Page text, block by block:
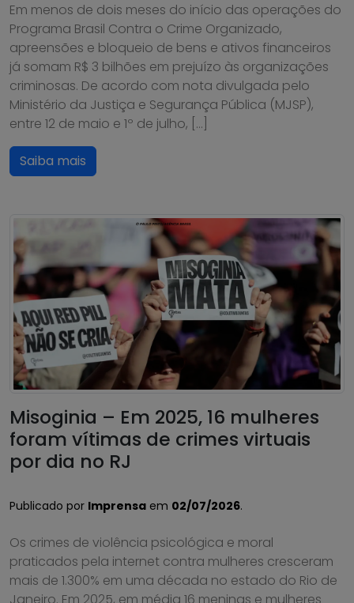
Em menos de dois meses do início das operações do
Programa Brasil Contra o Crime Organizado,
apreensões e bloqueio de bens e ativos financeiros
já somam R$ 3 bilhões em prejuízo às organizações
criminosas. De acordo com nota divulgada pelo
Ministério da Justiça e Segurança Pública (MJSP),
entre 12 de maio e 1º de julho, […]
Saiba mais
Misoginia – Em 2025, 16 mulheres
foram vítimas de crimes virtuais
por dia no RJ
Publicado por Imprensa em 02/07/2026.
Os crimes de violência psicológica e moral
praticados pela internet contra mulheres cresceram
mais de 1.300% em uma década no estado do Rio de